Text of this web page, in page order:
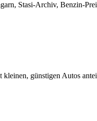
Stasi-Archiv, Benzin-
günstigen Autos